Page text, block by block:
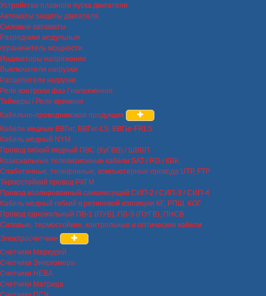
Устройства плавного пуска двигателя
Автоматы защиты двигателя
Силовые автоматы
Разрядники модульные
ограничитель мощности
Индикаторы напряжения
Выключатели нагрузки
Расцепители нагрузки
Реле контроля фаз / напряжения
Таймеры / Реле времени
Кабельно-проводниковая продукция
Кабели медные ВВГнг, ВВГнг-LS, ВВГнг-FRLS
Кабель медный NYM
Провод гибкий медный ПВС (КуГВВ) / ШВВП
Коаксиальные телевизионные кабели SAT / RG / КВК
Слаботочные, телефонные, компьютерные провода UTP, FTP
Термостойкий провод РКГМ
Провод изолированный самонесущий СИП-2 / СИП-3 / СИП-4
Кабель медный гибкий в резиновой изоляции КГ, РПШ, КОГ
Провод одножильный ПВ-1 (ПУВ), ПВ-3 (ПУГВ), ПНСВ
Силовые, термостойкие, контрольные и оптические кабели
Электросчетчики
Счетчики Меркурий
Счетчики Энергомера
Счетчики НЕВА
Счетчики Матрица